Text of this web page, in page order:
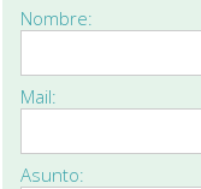
Nombre:
Mail:
Asunto: